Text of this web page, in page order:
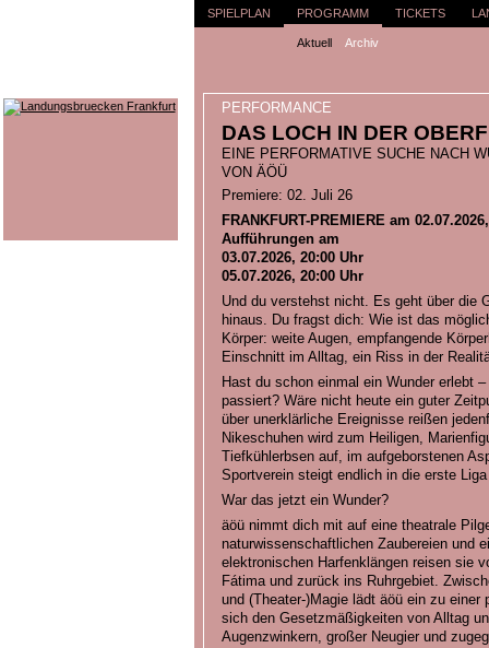
SPIELPLAN PROGRAMM
Aktuell Archiv
TICKETS
PERFORMANCE
DAS LOCH IN DER
EINE PERFORMATIVE SUCHE NACH
VON ÄÖÜ
Premiere: 02. Juli 26
FRANKFURT-PREMIERE am
Aufführungen am
03.07.2026, 20:00 Uhr
05.07.2026, 20:00 Uhr
Und du verstehst nicht. Es geht über die
hinaus. Du fragst dich: Wie ist das
Körper: weite Augen, empfangende
Einschnitt im Alltag, ein Riss in der
Hast du schon einmal ein Wunder erlebt
passiert? Wäre nicht heute ein guter
über unerklärliche Ereignisse reißen
Nikeschuhen wird zum Heiligen,
Tiefkühlerbsen auf, im aufgeborstenen
Sportverein steigt endlich in die erste
War das jetzt ein Wunder?
äöü nimmt dich mit auf eine theatrale
naturwissenschaftlichen Zaubereien und
elektronischen Harfenklängen reisen sie
Fátima und zurück ins Ruhrgebiet.
und (Theater-)Magie lädt äöü ein zu
sich den Gesetzmäßigkeiten von Alltag
Augenzwinkern, großer Neugier und